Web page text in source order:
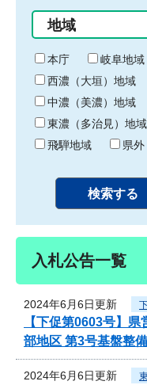
始
り
間
終
わ
り
地域
本庁
岐阜地域
西濃（大垣）地域
中濃（美濃）地域
東濃（多治見）地域
飛騨地域
県外
入札公告一覧
2024年6月6日更新
【下促第0603号】
部地区 第3号基盤整
2024年6月6日更新